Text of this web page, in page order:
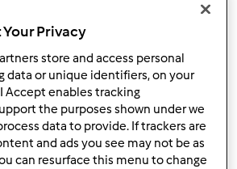
Góra strony
lub zarejestruj się aby dodawać
Your Privacy
store and access personal
data or unique identifiers, on your
Accept enables tracking
the purposes shown under we
data to provide. If trackers are
and ads you see may not be as
can resurface this menu to change